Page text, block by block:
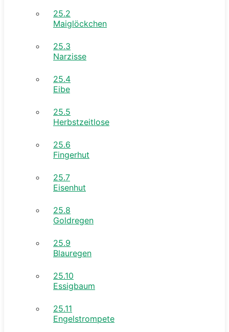
25.2
Maiglöckchen
25.3
Narzisse
25.4
Eibe
25.5
Herbstzeitlose
25.6
Fingerhut
25.7
Eisenhut
25.8
Goldregen
25.9
Blauregen
25.10
Essigbaum
25.11
Engelstrompete